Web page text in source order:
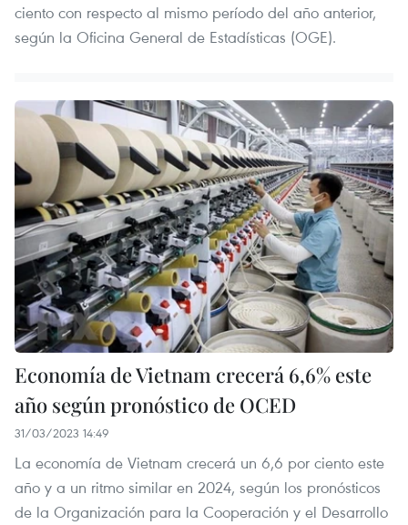
ciento con respecto al mismo período del año anterior,
según la Oficina General de Estadísticas (OGE).
Economía de Vietnam crecerá 6,6% este
año según pronóstico de OCED
31/03/2023 14:49
La economía de Vietnam crecerá un 6,6 por ciento este
año y a un ritmo similar en 2024, según los pronósticos
de la Organización para la Cooperación y el Desarrollo